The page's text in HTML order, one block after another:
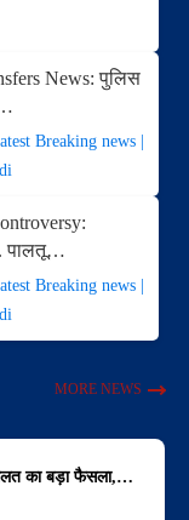
News: पुलिस
Breaking news |
पालतू…
Breaking news |
MORE NEWS
का बड़ा फैसला,…